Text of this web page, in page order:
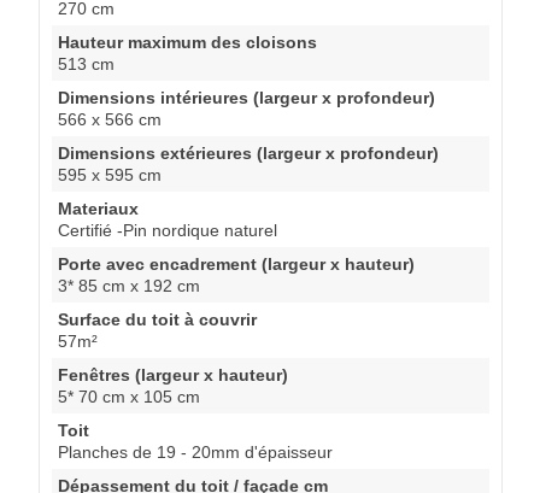
270 cm
Hauteur maximum des cloisons
513 cm
Dimensions intérieures (largeur x profondeur)
566 x 566 cm
Dimensions extérieures (largeur x profondeur)
595 x 595 cm
Materiaux
Certifié -Pin nordique naturel
Porte avec encadrement (largeur x hauteur)
3* 85 cm x 192 cm
Surface du toit à couvrir
57m²
Fenêtres (largeur x hauteur)
5* 70 cm x 105 cm
Toit
Planches de 19 - 20mm d'épaisseur
Dépassement du toit / façade cm